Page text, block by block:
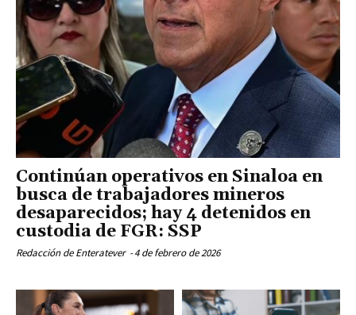
Continúan operativos en Sinaloa en
busca de trabajadores mineros
desaparecidos; hay 4 detenidos en
custodia de FGR: SSP
Redacción de Enteratever -4 de febrero de 2026